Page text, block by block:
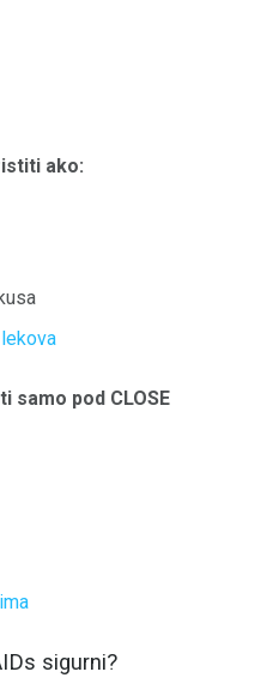
ako:
samo pod CLOSE
sigurni?